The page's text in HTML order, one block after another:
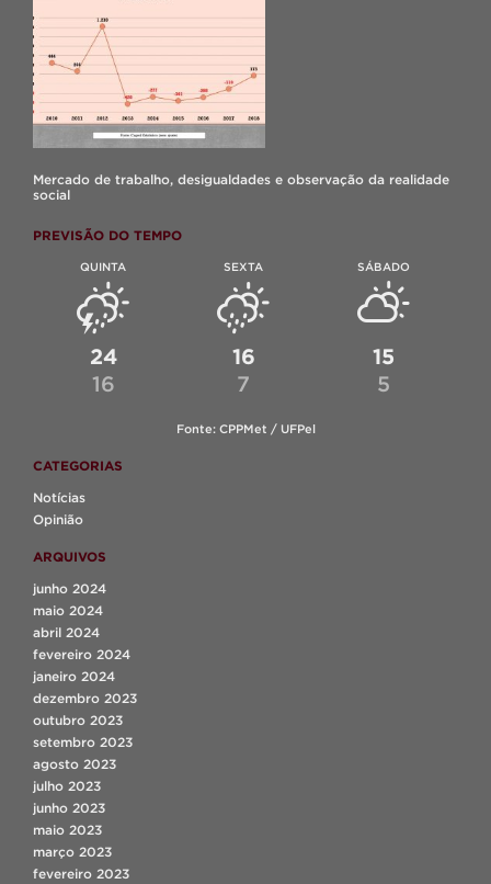
Mercado de trabalho, desigualdades e observação da realidade
social
PREVISÃO DO TEMPO
QUINTA
24
16
SEXTA
16
7
SÁBADO
15
5
Fonte: CPPMet / UFPel
CATEGORIAS
Notícias
Opinião
ARQUIVOS
junho 2024
maio 2024
abril 2024
fevereiro 2024
janeiro 2024
dezembro 2023
outubro 2023
setembro 2023
agosto 2023
julho 2023
junho 2023
maio 2023
março 2023
fevereiro 2023